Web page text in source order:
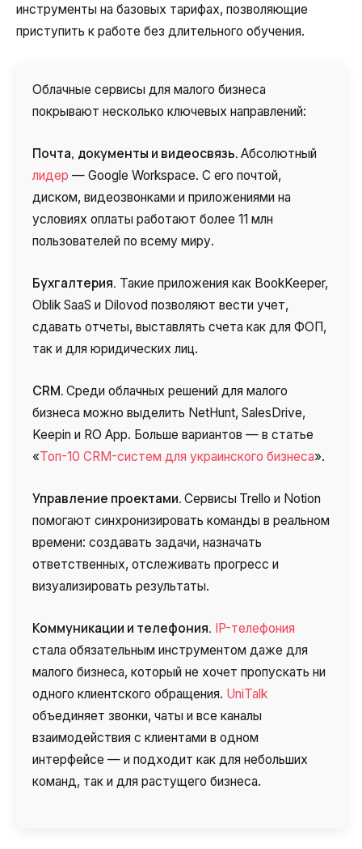
инструменты на базовых тарифах, позволяющие
приступить к работе без длительного обучения.
Облачные сервисы для малого бизнеса
покрывают несколько ключевых направлений:
Почта, документы и видеосвязь. Абсолютный
лидер — Google Workspace. С его почтой,
диском, видеозвонками и приложениями на
условиях оплаты работают более 11 млн
пользователей по всему миру.
Бухгалтерия. Такие приложения как BookKeeper,
Oblik SaaS и Dilovod позволяют вести учет,
сдавать отчеты, выставлять счета как для ФОП,
так и для юридических лиц.
CRM. Среди облачных решений для малого
бизнеса можно выделить NetHunt, SalesDrive,
Keepin и RO App. Больше вариантов — в статье
«Топ-10 CRM-систем для украинского бизнеса».
Управление проектами. Сервисы Trello и Notion
помогают синхронизировать команды в реальном
времени: создавать задачи, назначать
ответственных, отслеживать прогресс и
визуализировать результаты.
Коммуникации и телефония. IP-телефония
стала обязательным инструментом даже для
малого бизнеса, который не хочет пропускать ни
одного клиентского обращения. UniTalk
объединяет звонки, чаты и все каналы
взаимодействия с клиентами в одном
интерфейсе — и подходит как для небольших
команд, так и для растущего бизнеса.